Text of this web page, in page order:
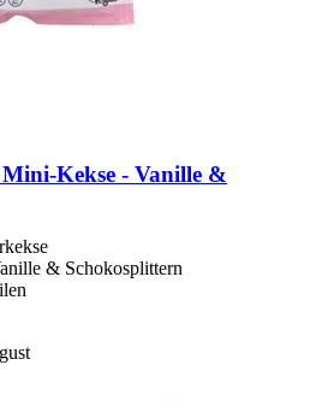
​Kekse -​ Vanille &
& Schokosplittern